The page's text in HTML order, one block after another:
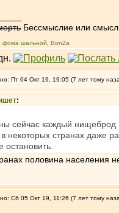
Бессмыслие или смысл.
фома шальной BonZa
Пт 04 Окт 19, 19:05 (7 лет тому
:
сейчас каждый нищеброд
некоторых странах даже
остановить.
половина населения
Сб 05 Окт 19, 11:26 (7 лет тому